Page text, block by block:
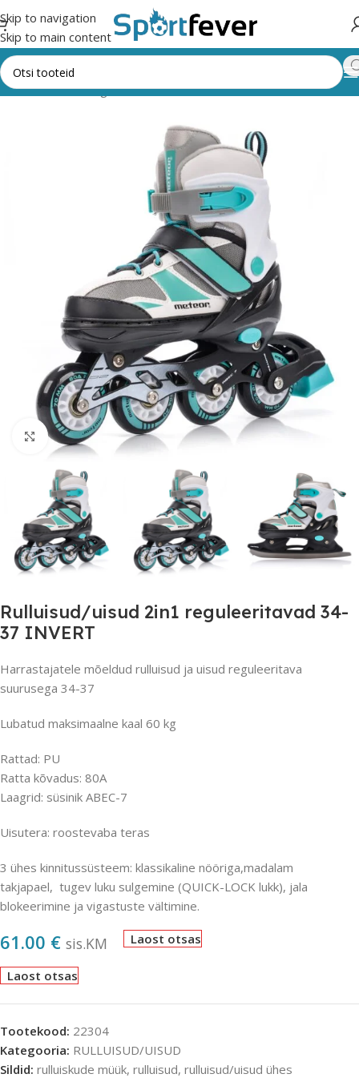
Skip to navigation
Skip to main content
Esileht Kõik kategooriad Muud vahendid RULLUISUD/UISUD
Suurendamiseks klõpsake
Rulluisud/uisud 2in1 reguleeritavad 34-
37 INVERT
Harrastajatele mõeldud rulluisud ja uisud reguleeritava
suurusega 34-37
Lubatud maksimaalne kaal 60 kg
Rattad: PU
Ratta kõvadus: 80A
Laagrid: süsinik ABEC-7
Uisutera: roostevaba teras
3 ühes kinnitussüsteem: klassikaline nööriga,madalam
takjapael, tugev luku sulgemine (QUICK-LOCK lukk), jala
blokeerimine ja vigastuste vältimine.
61.00 € sis.KM Laost otsas
Laost otsas
Tootekood: 22304
Kategooria: RULLUISUD/UISUD
Sildid: rulluiskude müük, rulluisud, rulluisud/uisud ühes